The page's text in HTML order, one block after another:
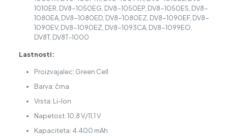
1010ER, DV8-1050EG, DV8-1050EP, DV8-1050ES, DV8-
1080EA, DV8-1080ED, DV8-1080EZ, DV8-1090EF, DV8-
1090EV, DV8-1090EZ, DV8-1093CA, DV8-1099EO,
DV8T, DV8T-1000
Lastnosti:
Proizvajalec: Green Cell
Barva: črna
Vrsta: Li-Ion
Napetost: 10,8 V/11,1 V
Kapaciteta: 4.400 mAh